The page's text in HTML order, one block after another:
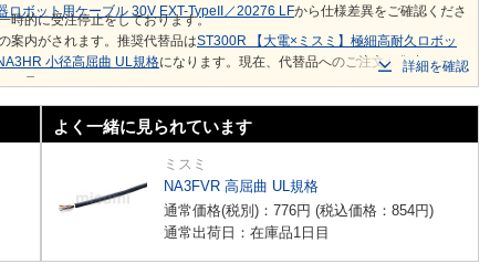
ロボット用ケーブル 30V EXT-TypeII／20276 LFから仕様差異をご確認くださ
時的に受注停止をしております。
案内がされます。推奨代替品はST300R 【大電×ミスミ】極細高耐久ロボッ
小径高屈曲 UL規格になります。現在、代替品へのご注文が集中し、一
了承ください。
詳細を確認
よく一緒に見られています
ミスミ
NA3FVR 高屈曲 UL規格
通常価格(税別)： 776円 (税込価格： 854円)
通常出荷日：在庫品1日目